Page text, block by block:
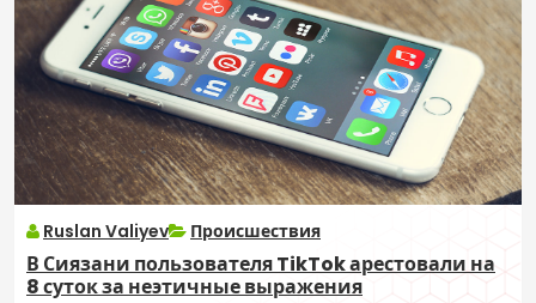
Ruslan Valiyev Происшествия
В Сиязани пользователя TikTok арестовали на
8 суток за неэтичные выражения